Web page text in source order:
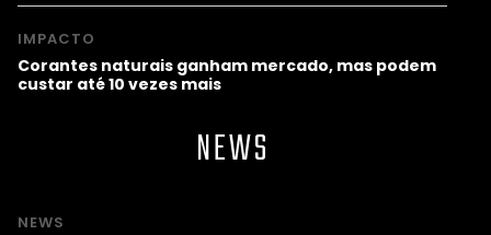
IMPACTO
Corantes naturais ganham mercado, mas podem
custar até 10 vezes mais
NEWS
NEWS